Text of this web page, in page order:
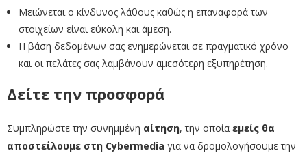
Μειώνεται ο κίνδυνος λάθους καθώς η επαναφορά των
στοιχείων είναι εύκολη και άμεση.
Η βάση δεδομένων σας ενημερώνεται σε πραγματικό χρόνο
και οι πελάτες σας λαμβάνουν αμεσότερη εξυπηρέτηση.
Δείτε την προσφορά
Συμπληρώστε την συνημμένη αίτηση, την οποία εμείς θα
αποστείλουμε στη Cybermedia για να δρομολογήσουμε την